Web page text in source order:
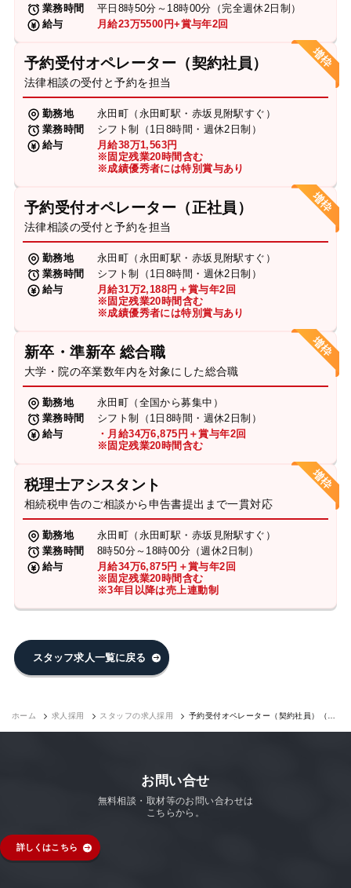
業務時間
平日8時50分～18時00分（完全週休2日制）
給与
月給23万5500円+賞与年2回
予約受付オペレーター（契約社員）
法律相談の受付と予約を担当
勤務地
永田町（永田町駅・赤坂見附駅すぐ）
業務時間
シフト制（1日8時間・週休2日制）
給与
月給38万1,563円
※固定残業20時間含む
※成績優秀者には特別賞与あり
予約受付オペレーター（正社員）
法律相談の受付と予約を担当
勤務地
永田町（永田町駅・赤坂見附駅すぐ）
業務時間
シフト制（1日8時間・週休2日制）
給与
月給31万2,188円＋賞与年2回
※固定残業20時間含む
※成績優秀者には特別賞与あり
新卒・準新卒 総合職
大学・院の卒業数年内を対象にした総合職
勤務地
永田町（全国から募集中）
業務時間
シフト制（1日8時間・週休2日制）
給与
・月給34万6,875円＋賞与年2回
※固定残業20時間含む
税理士アシスタント
相続税申告のご相談から申告書提出まで一貫対応
勤務地
永田町（永田町駅・赤坂見附駅すぐ）
業務時間
8時50分～18時00分（週休2日制）
給与
月給34万6,875円＋賞与年2回
※固定残業20時間含む
※3年目以降は売上連動制
スタッフ求人一覧に戻る
ホーム 求人採用 スタッフの求人採用
予約受付オペレーター（契約社員）（永
お問い合せ
無料相談・取材等のお問い合わせは
こちらから。
詳しくはこちら